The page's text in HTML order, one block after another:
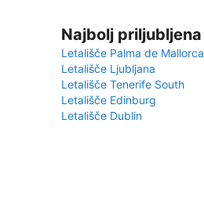
Najbolj
Letališče Palma de Mallorca
Letališče Ljubljana
Letališče Tenerife South
Letališče Edinburg
Letališče Dublin